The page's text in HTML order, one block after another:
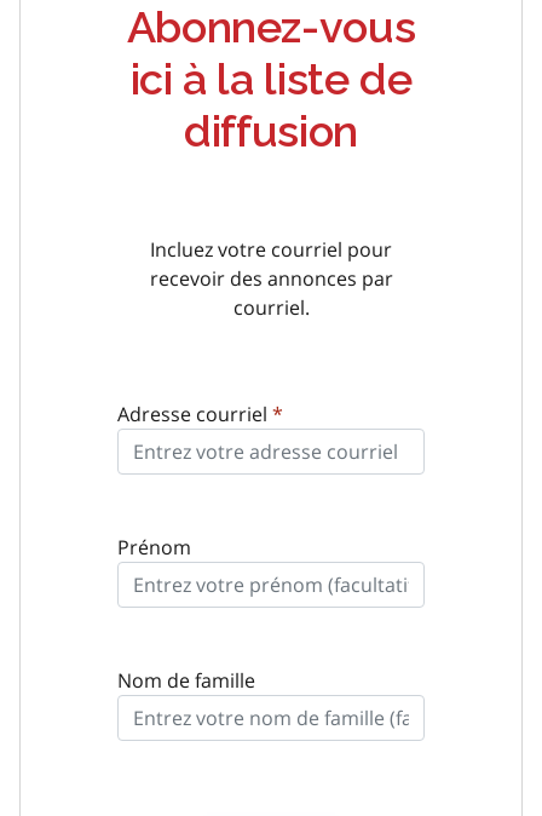
Abonnez-vous
ici à la liste de
diffusion
Incluez votre courriel pour
recevoir des annonces par
courriel.
Adresse courriel *
Prénom
Nom de famille